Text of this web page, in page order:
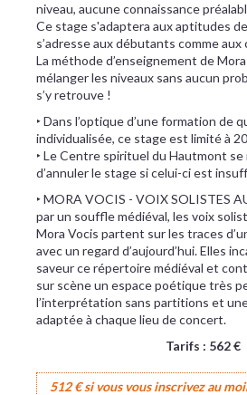
niveau, aucune connaissance
Ce stage s'adaptera aux aptitudes
s’adresse aux débutants comme
La méthode d’enseignement de
mélanger les niveaux sans aucun
s’y retrouve !
‣ Dans l’optique d’une formation de
individualisée, ce stage est limité à
‣ Le Centre spirituel du Hautmont
d’annuler le stage si celui-ci est
‣ MORA VOCIS - VOIX SOLISTES
par un souffle médiéval, les voix
Mora Vocis partent sur les traces
avec un regard d’aujourd’hui. Elles
saveur ce répertoire médiéval et
sur scène un espace poétique très
l’interprétation sans partitions et
adaptée à chaque lieu de concert.
Tarifs : 562 €
512 € si vous vous inscrivez au